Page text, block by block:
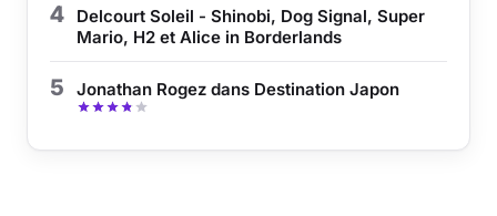
4
Delcourt Soleil - Shinobi, Dog Signal, Super
Mario, H2 et Alice in Borderlands
5 Jonathan Rogez dans Destination Japon